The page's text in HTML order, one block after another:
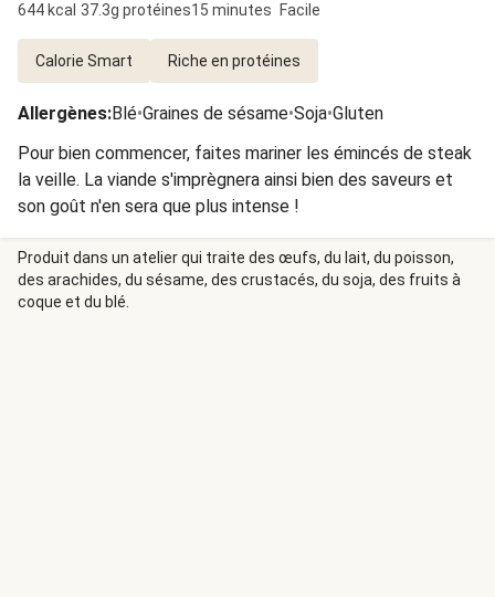
644 kcal 37.3g protéines15 minutes
Facile
Calorie Smart Riche en protéines
Allergènes:Blé•Graines de sésame•Soja•Gluten
Pour bien commencer, faites mariner les émincés de steak
la veille. La viande s'imprègnera ainsi bien des saveurs et
son goût n'en sera que plus intense !
Produit dans un atelier qui traite des œufs, du lait, du poisson,
des arachides, du sésame, des crustacés, du soja, des fruits à
coque et du blé.